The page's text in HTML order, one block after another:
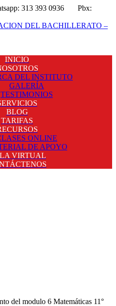
313 393 0936 Pbx:
INICIO
DEL INSTITUTO
GALERÍA
TESTIMONIOS
BLOG
TARIFAS
ONLINE
DE APOYO
VIRTUAL
del modulo 6 Matemáticas 11°